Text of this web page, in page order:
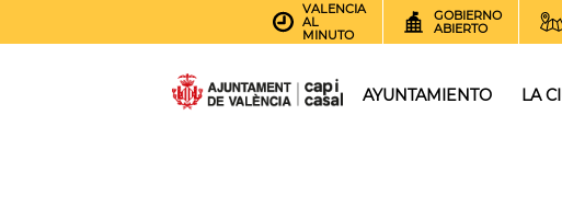
VALENCIA
AL
MINUTO
GOBIERNO
ABIERTO
AYUNTAMIENTO LA